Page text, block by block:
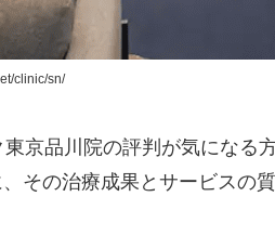
clinic/sn/
京品川院の評判が気になる
その治療成果とサービスの